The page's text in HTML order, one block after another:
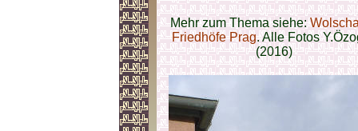
Mehr zum Thema siehe:
Friedhöfe Prag. Alle Fotos
(2016)